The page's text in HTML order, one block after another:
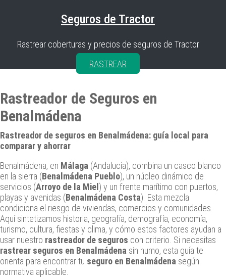
Seguros de Tractor
Rastrear coberturas y precios de seguros de Tractor
RASTREAR
Rastreador de Seguros en
Benalmádena
Rastreador de seguros en Benalmádena: guía local para
comparar y ahorrar
Benalmádena, en Málaga (Andalucía), combina un casco blanco
en la sierra (Benalmádena Pueblo), un núcleo dinámico de
servicios (Arroyo de la Miel ) y un frente marítimo con puertos,
playas y avenidas (Benalmádena Costa). Esta mezcla
condiciona el riesgo de viviendas, comercios y comunidades.
Aquí sintetizamos historia, geografía, demografía, economía,
turismo, cultura, fiestas y clima, y cómo estos factores ayudan a
usar nuestro rastreador de seguros con criterio. Si necesitas
rastrear seguros en Benalmádena sin humo, esta guía te
orienta para encontrar tu seguro en Benalmádena según
normativa aplicable.